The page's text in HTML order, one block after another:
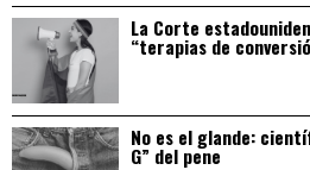
La Corte
“terapias de
No es el glande:
G” del pene